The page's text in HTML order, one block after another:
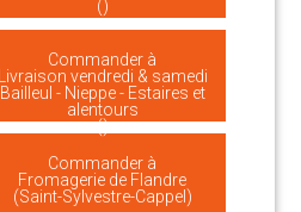
()
Commander à
Livraison vendredi & samedi
Bailleul - Nieppe - Estaires et
alentours
()
Commander à
Fromagerie de Flandre
(Saint-Sylvestre-Cappel)